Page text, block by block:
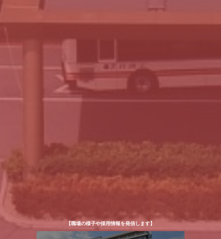
【職場の様子や採用情報を発信します】